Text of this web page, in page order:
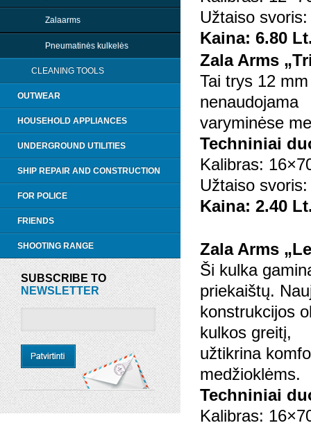
Zalaarms
Pneumatinės kulkelės
CLEANING TOOLS
OUTWEAR
HOUSEHOLD APPLIANCES
UNDERGROUND UTILITIES
SHIP REPAIR AND CONSTRUCTION
FOR POLICE
FRIENDS
SHOOTING RANGE
SUBSCRIBE TO
NEWSLETTER
Užtaiso
Kaina: 6.80
Zala Arms
Tai trys 12
nenaudojama
varyminėse
Techniniai
Kalibras:
Užtaiso
Kaina: 2.40
Zala Arms
Ši kulka
priekaištų.
konstrukcijos
kulkos greitį,
užtikrina
medžioklėms.
Techniniai
Kalibras: